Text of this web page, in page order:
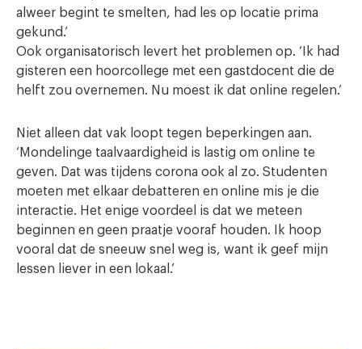
alweer begint te smelten, had les op locatie prima
gekund.’
Ook organisatorisch levert het problemen op. ‘Ik had
gisteren een hoorcollege met een gastdocent die de
helft zou overnemen. Nu moest ik dat online regelen.’
Niet alleen dat vak loopt tegen beperkingen aan.
‘Mondelinge taalvaardigheid is lastig om online te
geven. Dat was tijdens corona ook al zo. Studenten
moeten met elkaar debatteren en online mis je die
interactie. Het enige voordeel is dat we meteen
beginnen en geen praatje vooraf houden. Ik hoop
vooral dat de sneeuw snel weg is, want ik geef mijn
lessen liever in een lokaal.’